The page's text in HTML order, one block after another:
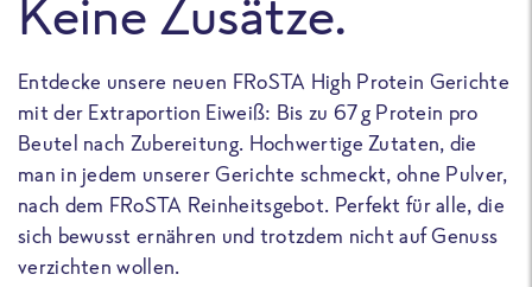
Entdecke unsere neuen FRoSTA High Protein Gerichte
mit der Extraportion Eiweiß: Bis zu 67 g Protein pro
Beutel nach Zubereitung. Hochwertige Zutaten, die
man in jedem unserer Gerichte schmeckt, ohne Pulver,
nach dem FRoSTA Reinheitsgebot. Perfekt für alle, die
sich bewusst ernähren und trotzdem nicht auf Genuss
verzichten wollen.